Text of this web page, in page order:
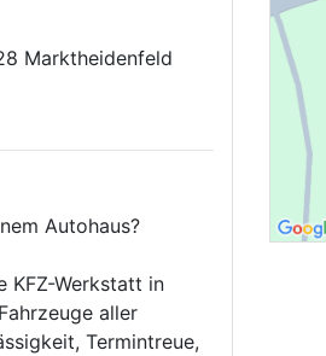
Marktheidenfeld
Autohaus?
KFZ-Werkstatt in
aller
Termintreue,